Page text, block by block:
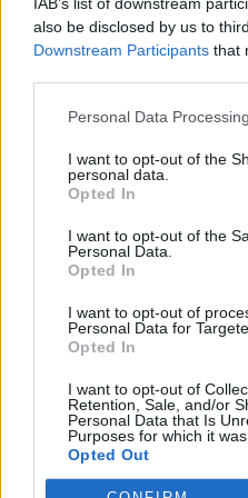
also be disclosed by us to
Downstream Participants that
Personal Data
I want to opt-out of the
personal data.
Opted In
I want to opt-out of the
Personal Data.
Opted In
I want to opt-out of
Personal Data for
Opted In
I want to opt-out of
Retention, Sale, and/or
Personal Data that Is
Purposes for which it was
Opted Out
In evidenza